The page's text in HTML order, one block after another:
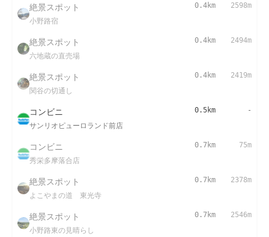
絶景スポット
小野路宿
0.4km 2598m
絶景スポット
六地蔵の直売場
0.4km 2494m
絶景スポット
関谷の切通し
0.4km 2419m
コンビニ
サンリオピューロランド前店
0.5km -
コンビニ
秀栄多摩落合店
0.7km 75m
絶景スポット
よこやまの道 東光寺
0.7km 2378m
絶景スポット
小野路東の見晴らし
0.7km 2546m